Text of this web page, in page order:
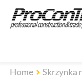
Home Skrzynka